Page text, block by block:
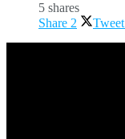
5 shares
Share 2 Tweet